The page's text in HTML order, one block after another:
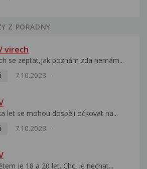
Z PORADNY
virech
se zeptat,jak poznám zda nemám...
7.10.2023
let se mohou dospělí očkovat na...
7.10.2023
je 18 a 20 let. Chci je nechat...